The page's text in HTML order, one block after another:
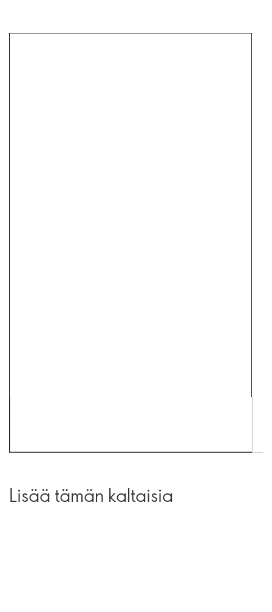
Lisää tämän kaltaisia